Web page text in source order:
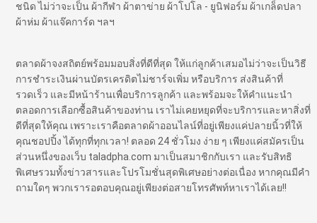
ชนิด ไม่ว่าจะเป็น ผ้ากีฬา ผ้าตาข่าย ผ้าโปโล - ยูนิฟอร์ม ผ้าเกล็ดปลา
ผ้าห่ม ผ้าแจ๊คการ์ด ฯลฯ
ตลาดผ้าจงสถิตย์พร้อมมอบสิ่งที่ดีที่สุด ให้แก่ลูกค้าเสมอไม่ว่าจะเป็นวิธี
การชำระเงินผ่านบัตรเครดิตไม่ชาร์จเพิ่ม หรือบริการ ส่งสินค้าที่
รวดเร็ว และมีหน้าร้านเพื่อบริการลูกค้า และพร้อมจะให้คำแนะนำ
ตลอดการเลือกซื้อสินค้าของท่าน เราไม่เคยหยุดที่จะบริการและหาสิ่งที่
ดีที่สุดให้คุณ เพราะเราคือตลาดผ้าออนไลน์ที่อยู่เพียงแค่ปลายนิ้วที่ให้
คุณชอปปิ้ง ได้ทุกที่ทุกเวลา! ตลอด 24 ชั่วโมง ง่าย ๆ เพียงแค่สมัครเป็น
ส่วนหนึ่งของเว็บ taladpha.com มาเป็นสมาชิกกับเรา และรับสิทธิ
พิเศษรวมทั้งข่าวสารและโปรโมชั่นสุดพิเศษอย่างต่อเนื่อง หากคุณมีคำ
ถามใดๆ พวกเรารอตอบคุณอยู่เพียงต่อสายโทรศัพท์หาเราได้เลย!!